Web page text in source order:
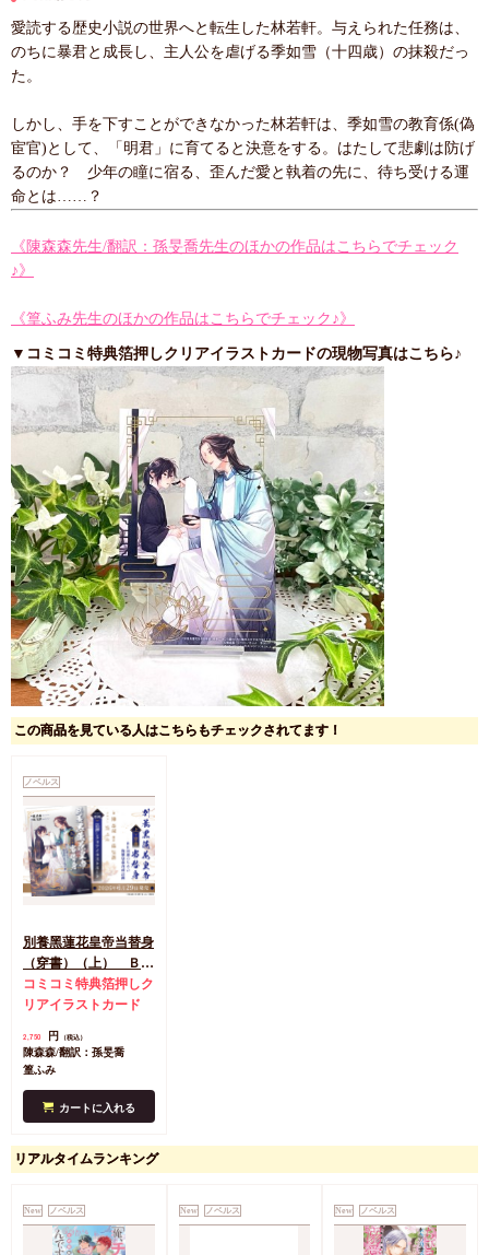
愛読する歴史小説の世界へと転生した林若軒。与えられた任務は、
のちに暴君と成長し、主人公を虐げる季如雪（十四歳）の抹殺だっ
た。
しかし、手を下すことができなかった林若軒は、季如雪の教育係(偽
宦官)として、「明君」に育てると決意をする。はたして悲劇は防げ
るのか？ 少年の瞳に宿る、歪んだ愛と執着の先に、待ち受ける運
命とは……？
《陳森森先生/翻訳：孫旻喬先生のほかの作品はこちらでチェック
♪》
《篁ふみ先生のほかの作品はこちらでチェック♪》
▼コミコミ特典箔押しクリアイラストカードの現物写真はこちら♪
この商品を見ている人はこちらもチェックされてます！
ノベルス
別養黑蓮花皇帝当替身
（穿書）（上） ＢＥ
回避のための腹黒皇帝
育成計画
コミコミ特典箔押しク
リアイラストカード
2,750 円 （税込）
陳森森/翻訳：孫旻喬
篁ふみ
カートに入れる
リアルタイムランキング
New ノベルス New ノベルス New ノベルス